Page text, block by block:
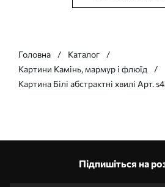
Головна
Каталог
Картини Камінь, мармур і флюїд
Картина Білі абстрактні хвилі Арт.
Підпишіться на